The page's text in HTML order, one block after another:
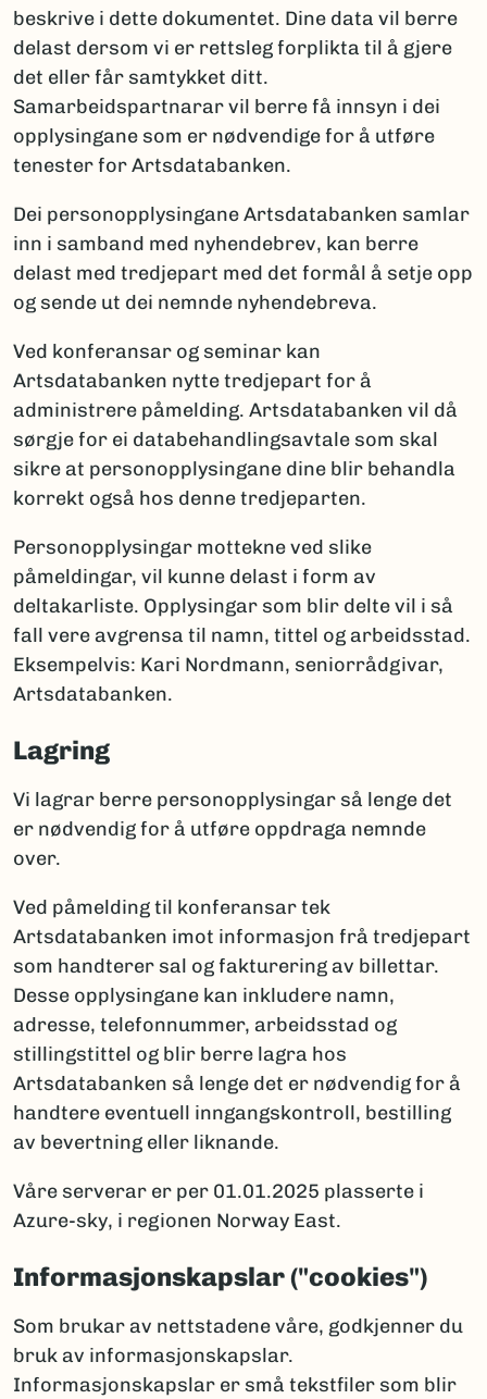
beskrive i dette dokumentet. Dine data vil berre
delast dersom vi er rettsleg forplikta til å gjere
det eller får samtykket ditt.
Samarbeidspartnarar vil berre få innsyn i dei
opplysingane som er nødvendige for å utføre
tenester for Artsdatabanken.
Dei personopplysingane Artsdatabanken samlar
inn i samband med nyhendebrev, kan berre
delast med tredjepart med det formål å setje opp
og sende ut dei nemnde nyhendebreva.
Ved konferansar og seminar kan
Artsdatabanken nytte tredjepart for å
administrere påmelding. Artsdatabanken vil då
sørgje for ei databehandlingsavtale som skal
sikre at personopplysingane dine blir behandla
korrekt også hos denne tredjeparten.
Personopplysingar mottekne ved slike
påmeldingar, vil kunne delast i form av
deltakarliste. Opplysingar som blir delte vil i så
fall vere avgrensa til namn, tittel og arbeidsstad.
Eksempelvis: Kari Nordmann, seniorrådgivar,
Artsdatabanken.
Lagring
Vi lagrar berre personopplysingar så lenge det
er nødvendig for å utføre oppdraga nemnde
over.
Ved påmelding til konferansar tek
Artsdatabanken imot informasjon frå tredjepart
som handterer sal og fakturering av billettar.
Desse opplysingane kan inkludere namn,
adresse, telefonnummer, arbeidsstad og
stillingstittel og blir berre lagra hos
Artsdatabanken så lenge det er nødvendig for å
handtere eventuell inngangskontroll, bestilling
av bevertning eller liknande.
Våre serverar er per 01.01.2025 plasserte i
Azure-sky, i regionen Norway East.
Informasjonskapslar ("cookies")
Som brukar av nettstadene våre, godkjenner du
bruk av informasjonskapslar.
Informasjonskapslar er små tekstfiler som blir